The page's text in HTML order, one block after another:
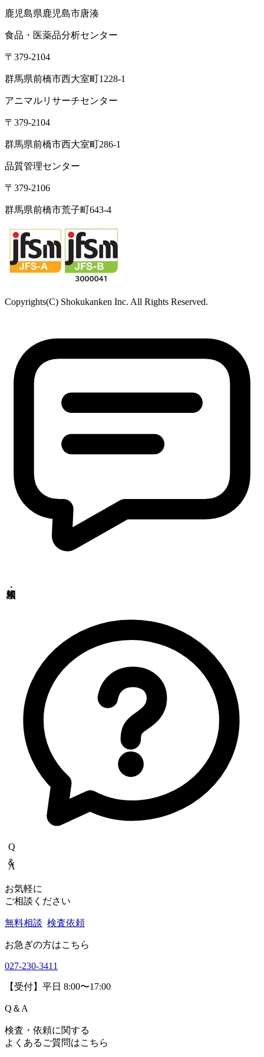
鹿児島県鹿児島市唐湊
食品・医薬品分析センター
〒379-2104
群馬県前橋市西大室町1228-1
アニマルリサーチセンター
〒379-2104
群馬県前橋市西大室町286-1
品質管理センター
〒379-2106
群馬県前橋市荒子町643-4
Copyrights(C) Shokukanken Inc. All Rights Reserved.
Q＆A
お気軽に
ご相談ください
無料相談 検査依頼
お急ぎの方はこちら
027-230-3411
【受付】平日 8:00〜17:00
Q ＆A
検査・依頼に関する
よくあるご質問はこちら